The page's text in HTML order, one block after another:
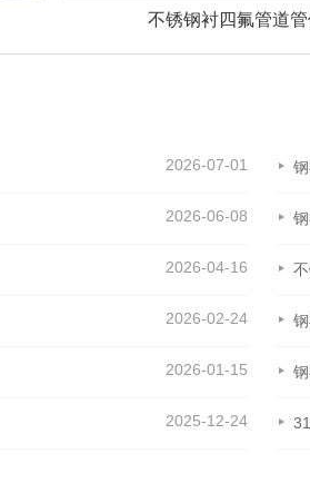
不锈钢衬四氟管道管件
2026-07-01
2026-06-08
2026-04-16
2026-02-24
2026-01-15
2025-12-24